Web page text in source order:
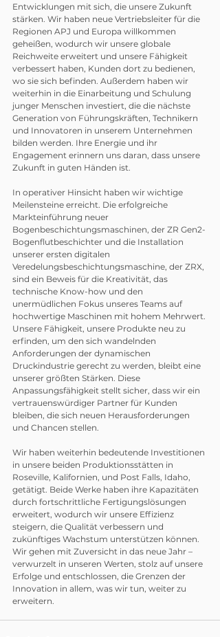
Entwicklungen mit sich, die unsere Zukunft
stärken. Wir haben neue Vertriebsleiter für die
Regionen APJ und Europa willkommen
geheißen, wodurch wir unsere globale
Reichweite erweitert und unsere Fähigkeit
verbessert haben, Kunden dort zu bedienen,
wo sie sich befinden. Außerdem haben wir
weiterhin in die Einarbeitung und Schulung
junger Menschen investiert, die die nächste
Generation von Führungskräften, Technikern
und Innovatoren in unserem Unternehmen
bilden werden. Ihre Energie und ihr
Engagement erinnern uns daran, dass unsere
Zukunft in guten Händen ist.
In operativer Hinsicht haben wir wichtige
Meilensteine erreicht. Die erfolgreiche
Markteinführung neuer
Bogenbeschichtungsmaschinen, der ZR Gen2-
Bogenflutbeschichter und die Installation
unserer ersten digitalen
Veredelungsbeschichtungsmaschine, der ZRX,
sind ein Beweis für die Kreativität, das
technische Know-how und den
unermüdlichen Fokus unseres Teams auf
hochwertige Maschinen mit hohem Mehrwert.
Unsere Fähigkeit, unsere Produkte neu zu
erfinden, um den sich wandelnden
Anforderungen der dynamischen
Druckindustrie gerecht zu werden, bleibt eine
unserer größten Stärken. Diese
Anpassungsfähigkeit stellt sicher, dass wir ein
vertrauenswürdiger Partner für Kunden
bleiben, die sich neuen Herausforderungen
und Chancen stellen.
Wir haben weiterhin bedeutende Investitionen
in unsere beiden Produktionsstätten in
Roseville, Kalifornien, und Post Falls, Idaho,
getätigt. Beide Werke haben ihre Kapazitäten
durch fortschrittliche Fertigungslösungen
erweitert, wodurch wir unsere Effizienz
steigern, die Qualität verbessern und
zukünftiges Wachstum unterstützen können.
Wir gehen mit Zuversicht in das neue Jahr –
verwurzelt in unseren Werten, stolz auf unsere
Erfolge und entschlossen, die Grenzen der
Innovation in allem, was wir tun, weiter zu
erweitern.